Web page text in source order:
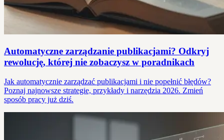
Automatyczne zarządzanie publikacjami? Odkryj
rewolucję, której nie zobaczysz w poradnikach
Jak automatycznie zarządzać publikacjami i nie popełnić błędów?
Poznaj najnowsze strategie, przykłady i narzędzia 2026. Zmień
sposób pracy już dziś.